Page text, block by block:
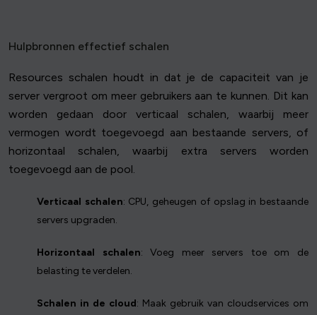
Hulpbronnen effectief schalen
Resources schalen houdt in dat je de capaciteit van je
server vergroot om meer gebruikers aan te kunnen. Dit kan
worden gedaan door verticaal schalen, waarbij meer
vermogen wordt toegevoegd aan bestaande servers, of
horizontaal schalen, waarbij extra servers worden
toegevoegd aan de pool.
Verticaal schalen: CPU, geheugen of opslag in bestaande
servers upgraden.
Horizontaal schalen: Voeg meer servers toe om de
belasting te verdelen.
Schalen in de cloud: Maak gebruik van cloudservices om